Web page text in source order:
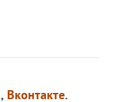
, Вконтакте.